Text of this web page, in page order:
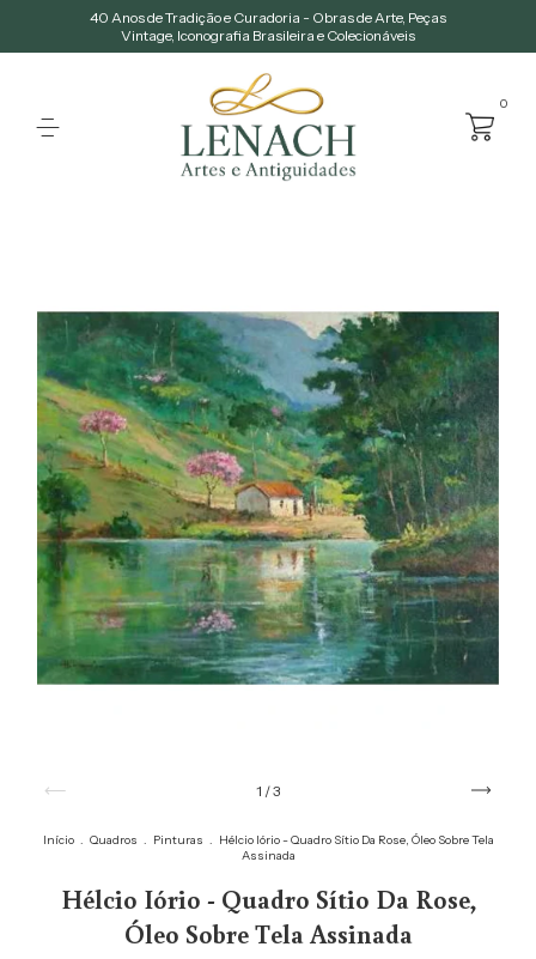
40 Anos de Tradição e Curadoria - Obras de Arte, Peças
Vintage, Iconografia Brasileira e Colecionáveis
0
1 /3
Início . Quadros . Pinturas . Hélcio Iório - Quadro Sítio Da Rose, Óleo Sobre Tela
Assinada
Hélcio Iório - Quadro Sítio Da Rose,
Óleo Sobre Tela Assinada